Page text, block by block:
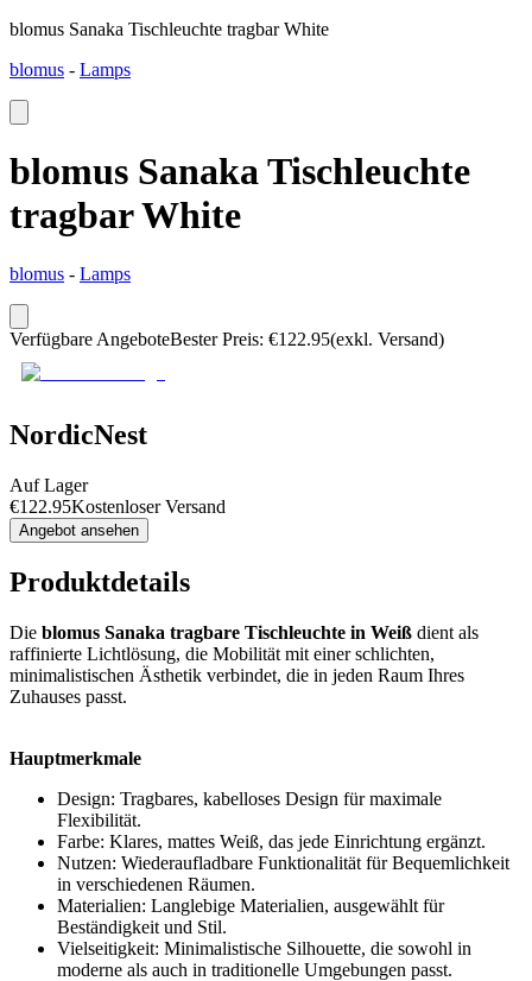
blomus Sanaka Tischleuchte tragbar White
blomus - Lamps
blomus Sanaka Tischleuchte
tragbar White
blomus - Lamps
Verfügbare AngeboteBester Preis: €122.95(exkl. Versand)
NordicNest
Auf Lager
€122.95Kostenloser Versand
Angebot ansehen
Produktdetails
Die blomus Sanaka tragbare Tischleuchte in Weiß dient als
raffinierte Lichtlösung, die Mobilität mit einer schlichten,
minimalistischen Ästhetik verbindet, die in jeden Raum Ihres
Zuhauses passt.
Hauptmerkmale
Design: Tragbares, kabelloses Design für maximale
Flexibilität.
Farbe: Klares, mattes Weiß, das jede Einrichtung ergänzt.
Nutzen: Wiederaufladbare Funktionalität für Bequemlichkeit
in verschiedenen Räumen.
Materialien: Langlebige Materialien, ausgewählt für
Beständigkeit und Stil.
Vielseitigkeit: Minimalistische Silhouette, die sowohl in
moderne als auch in traditionelle Umgebungen passt.